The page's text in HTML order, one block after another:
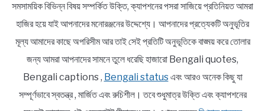
সমসাময়িক বিভিন্ন বিষয় সম্পর্কিত উক্তি, ক্যাপশনের পসরা সাজিয়ে প্রতিনিয়ত আমরা
হাজির হয়ে যাই আপনাদের মনোরঞ্জনের উদ্দেশ্যে। আপনাদের প্রত্যেকটি অনুভূতির
মূল্য আমাদের কাছে অপরিসীম আর তাই সেই প্রতিটি অনুভূতিকে বাঙ্ময় করে তোলার
জন্য আমরা আপনাদের সামনে তুলে ধরেছি হাজারো Bengali quotes,
Bengali captions , Bengali statusএবং আরও অনেক কিছু যা
সম্পূর্ণভাবে স্বতন্ত্র , মার্জিত এবং রুচিশীল। তবে শুধুমাত্র উক্তি এবং ক্যাপশনের